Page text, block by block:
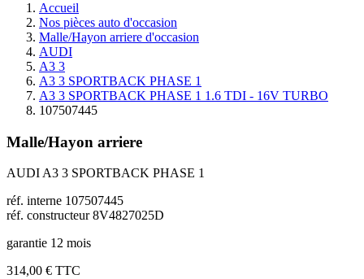
Accueil
Nos pièces auto d'occasion
Malle/Hayon arriere d'occasion
AUDI
A3 3
A3 3 SPORTBACK PHASE 1
A3 3 SPORTBACK PHASE 1 1.6 TDI - 16V TURBO
107507445
Malle/Hayon arriere
AUDI A3 3 SPORTBACK PHASE 1
réf. interne 107507445
réf. constructeur 8V4827025D
garantie 12 mois
314,00 € TTC